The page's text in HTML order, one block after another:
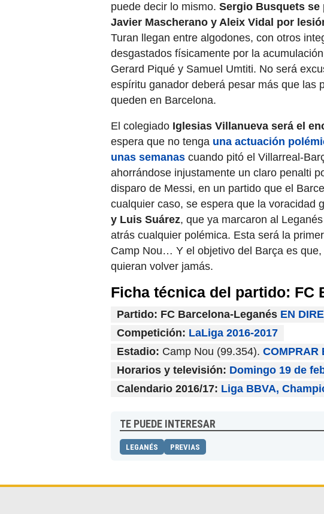
puede decir lo mismo. Sergio Busquets
Javier Mascherano y Aleix Vidal por
Turan llegan entre algodones, con otros
desgastados físicamente por la
Gerard Piqué y Samuel Umtiti. No será
espíritu ganador deberá pesar más que las
queden en Barcelona.
El colegiado Iglesias Villanueva será el
espera que no tenga una actuación
unas semanas cuando pitó el Villarreal-
ahorrándose injustamente un claro penalti
disparo de Messi, en un partido que el
cualquier caso, se espera que la voracidad
y Luis Suárez, que ya marcaron al
atrás cualquier polémica. Esta será la
Camp Nou… Y el objetivo del Barça es
quieran volver jamás.
Ficha técnica del partido: FC
Partido: FC Barcelona-Leganés EN
Competición: LaLiga 2016-2017
Estadio: Camp Nou (99.354). COMPRAR
Horarios y televisión: Domingo 19 de
Calendario 2016/17: Liga BBVA,
TE PUEDE INTERESAR
LEGANÉS PREVIAS